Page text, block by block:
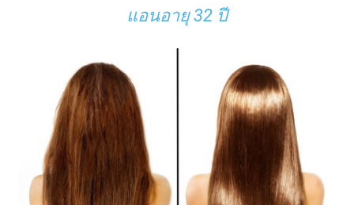
แอนอายุ 32 ปี